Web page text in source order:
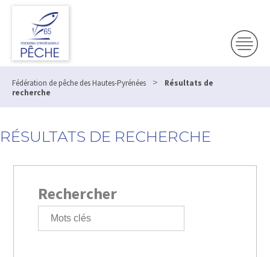
Fédération de pêche des Hautes-Pyrénées >
Résultats de
recherche
RÉSULTATS DE RECHERCHE
Rechercher